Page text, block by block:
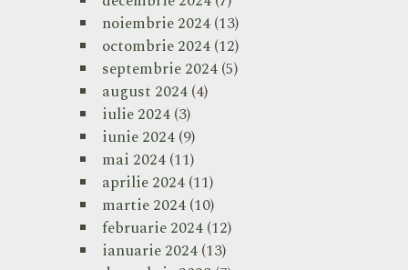
noiembrie 2024(13)
octombrie 2024(12)
septembrie 2024(5)
august 2024(4)
iulie 2024(3)
iunie 2024(9)
mai 2024(11)
aprilie 2024(11)
martie 2024(10)
februarie 2024(12)
ianuarie 2024(13)